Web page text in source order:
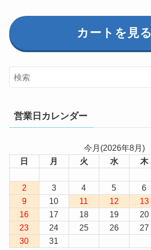
カートを見る
営業日カレンダー
今月(2026年8月)
日
月 火 水 木
2
3 4 5 6
9
10 11 12 13
16
17 18 19 20
23
24 25 26 27
30
31